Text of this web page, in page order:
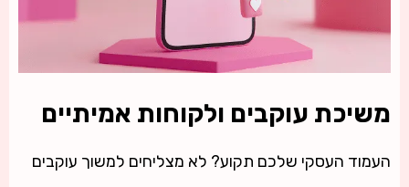
משיכת עוקבים ולקוחות אמיתיים
העמוד העסקי שלכם תקוע? לא מצליחים למשוך עוקבים